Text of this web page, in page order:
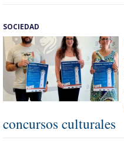
SOCIEDAD
concursos culturales